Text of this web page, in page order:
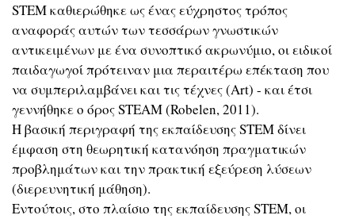
STEM καθιερώθηκε ως ένας εύχρηστος τρόπος
αναφοράς αυτών των τεσσάρων γνωστικών
αντικειμένων με ένα συνοπτικό ακρωνύμιο, οι ειδικοί
παιδαγωγοί πρότειναν μια περαιτέρω επέκταση που
να συμπεριλαμβάνει και τις τέχνες (Art) - και έτσι
γεννήθηκε ο όρος STEAM (Robelen, 2011).
Η βασική περιγραφή της εκπαίδευσης STEM δίνει
έμφαση στη θεωρητική κατανόηση πραγματικών
προβλημάτων και την πρακτική εξεύρεση λύσεων
(διερευνητική μάθηση).
Εντούτοις, στο πλαίσιο της εκπαίδευσης STEM, οι